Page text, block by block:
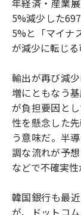
5%減少した
5%と「マイナ
が減少に転じる
輸出が再び減
増にともなう
が負担要因と
性を懸念した
う意味だ。半
調な流れが予
などで不確実性
韓国銀行も最
が、ドットコ